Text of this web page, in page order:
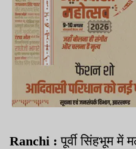
Ranchi :पूर्वी सिंहभूम में